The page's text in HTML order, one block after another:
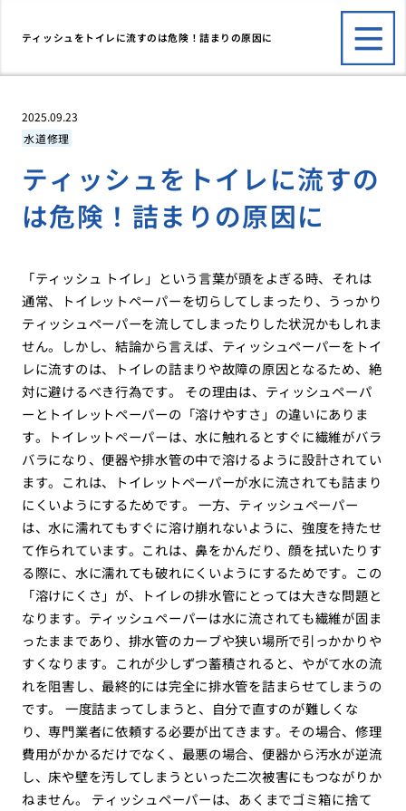
ティッシュをトイレに流すのは危険！詰まりの原因に
2025.09.23
水道修理
ティッシュをトイレに流すの
は危険！詰まりの原因に
「ティッシュ トイレ」という言葉が頭をよぎる時、それは
通常、トイレットペーパーを切らしてしまったり、うっかり
ティッシュペーパーを流してしまったりした状況かもしれま
せん。しかし、結論から言えば、ティッシュペーパーをトイ
レに流すのは、トイレの詰まりや故障の原因となるため、絶
対に避けるべき行為です。 その理由は、ティッシュペーパ
ーとトイレットペーパーの「溶けやすさ」の違いにありま
す。トイレットペーパーは、水に触れるとすぐに繊維がバラ
バラになり、便器や排水管の中で溶けるように設計されてい
ます。これは、トイレットペーパーが水に流されても詰まり
にくいようにするためです。 一方、ティッシュペーパー
は、水に濡れてもすぐに溶け崩れないように、強度を持たせ
て作られています。これは、鼻をかんだり、顔を拭いたりす
る際に、水に濡れても破れにくいようにするためです。この
「溶けにくさ」が、トイレの排水管にとっては大きな問題と
なります。ティッシュペーパーは水に流されても繊維が固ま
ったままであり、排水管のカーブや狭い場所で引っかかりや
すくなります。これが少しずつ蓄積されると、やがて水の流
れを阻害し、最終的には完全に排水管を詰まらせてしまうの
です。 一度詰まってしまうと、自分で直すのが難しくな
り、専門業者に依頼する必要が出てきます。その場合、修理
費用がかかるだけでなく、最悪の場合、便器から汚水が逆流
し、床や壁を汚してしまうといった二次被害にもつながりか
ねません。 ティッシュペーパーは、あくまでゴミ箱に捨て